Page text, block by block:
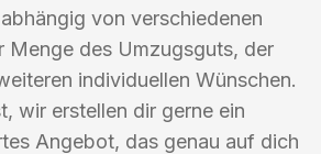
von verschiedenen
Menge des Umzugsguts, der
individuellen Wünschen.
wir erstellen dir gerne ein
Angebot, das genau auf dich